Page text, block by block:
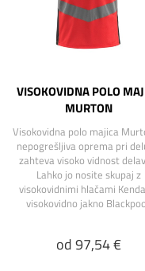
VISOKOVIDNA POLO
MURTON
Visokovidna polo majica
nepogrešljiva oprema pri
zahteva visoko vidnost
Lahko jo nosite skupaj z
visokovidnimi hlačami
visokovidno jakno
od 97,54 €